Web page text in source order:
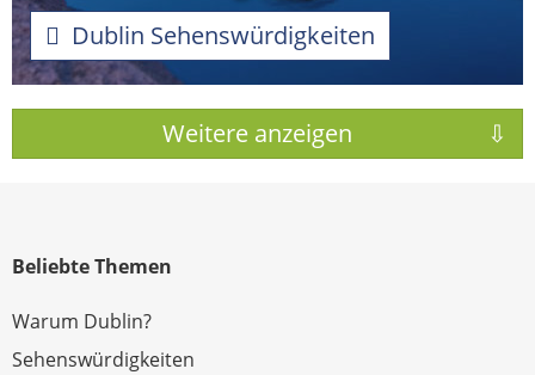
Dublin Sehenswürdigkeiten
Beliebte Themen
Warum Dublin?
Sehenswürdigkeiten